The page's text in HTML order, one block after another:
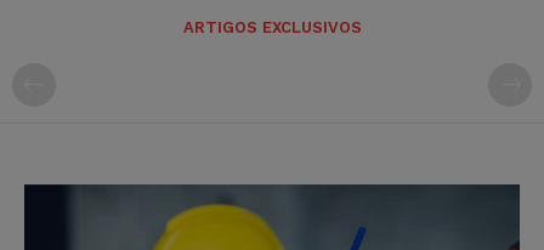
ARTIGOS EXCLUSIVOS